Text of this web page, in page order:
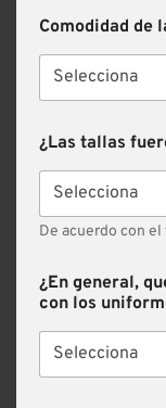
Comodidad de
¿Las tallas
De acuerdo con
¿En general,
con los